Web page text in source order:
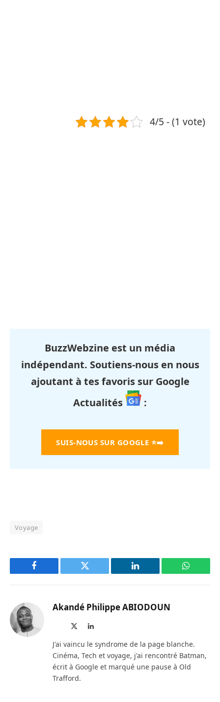
4/5 - (1 vote)
BuzzWebzine est un média
indépendant. Soutiens-nous en nous
ajoutant à tes favoris sur Google
Actualités
:
SUIS-NOUS SUR GOOGLE ⭐➡️
Voyage
Facebook Twitter LinkedIn
Akandé Philippe ABIODOUN
LinkedIn
J'ai vaincu le syndrome de la page blanche.
Cinéma, Tech et voyage, j'ai rencontré Batman,
écrit à Google et marqué une pause à Old
Trafford.